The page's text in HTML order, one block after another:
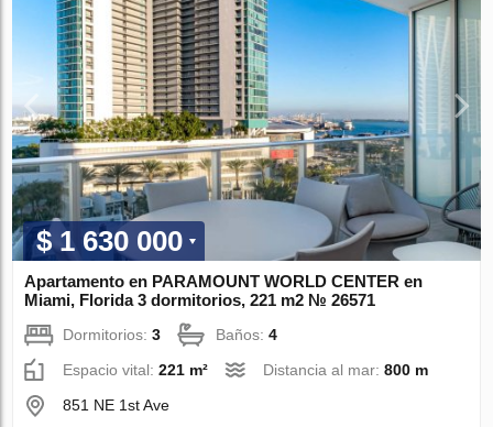
$ 1 630 000
Apartamento en PARAMOUNT WORLD CENTER en
Miami, Florida 3 dormitorios, 221 m2 № 26571
Dormitorios:3 Baños:4
Espacio vital:221 m² Distancia al mar:800 m
851 NE 1st Ave